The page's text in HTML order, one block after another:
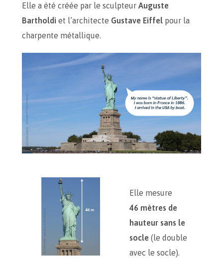
Elle a été créée par le sculpteur Auguste
Bartholdi et l’architecte Gustave Eiffel
pour la
charpente métallique.
Elle mesure
46 mètres de
hauteur sans le
socle (le double
avec le socle).